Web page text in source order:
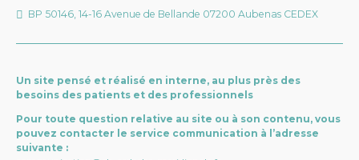
BP 50146, 14-16 Avenue de Bellande 07200 Aubenas CEDEX
Un site pensé et réalisé en interne, au plus près des
besoins des patients et des professionnels
Pour toute question relative au site ou à son contenu, vous
pouvez contacter le service communication à l’adresse
suivante :